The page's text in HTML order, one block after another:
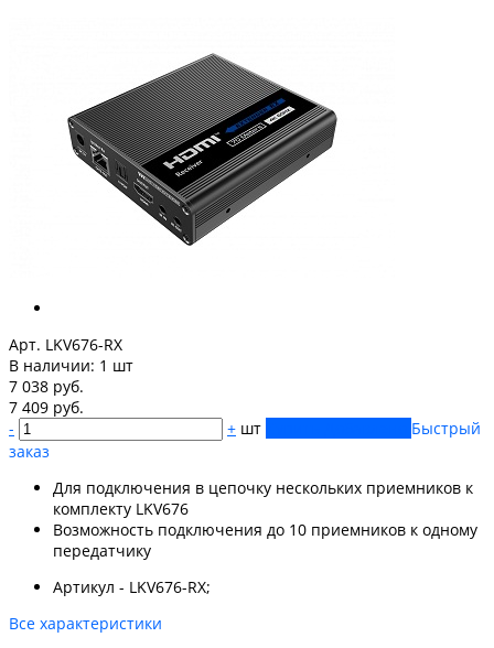
Арт. LKV676-RX
В наличии: 1 шт
7 038 руб.
7 409 руб.
-
+ шт
Быстрый
заказ
Для подключения в цепочку нескольких приемников к
комплекту LKV676
Возможность подключения до 10 приемников к одному
передатчику
Артикул - LKV676-RX;
Все характеристики